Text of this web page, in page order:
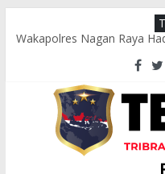
Wakapolres Nagan Raya
Menuju Cibubur di
Polsek Seunagan Timur
Lokasi Rawan Kecelakaan
Polsek Tadu Raya
dan Kelayakan Pengolahan
sambut HUT ke-81 RI,
Ajak Warga Kibarkan